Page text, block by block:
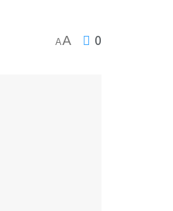
AA 0